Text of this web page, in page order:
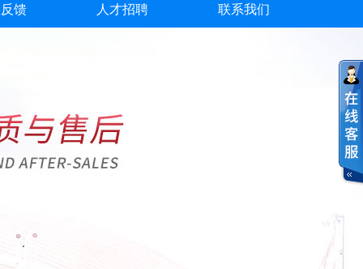
馈 人才招聘 联系我们